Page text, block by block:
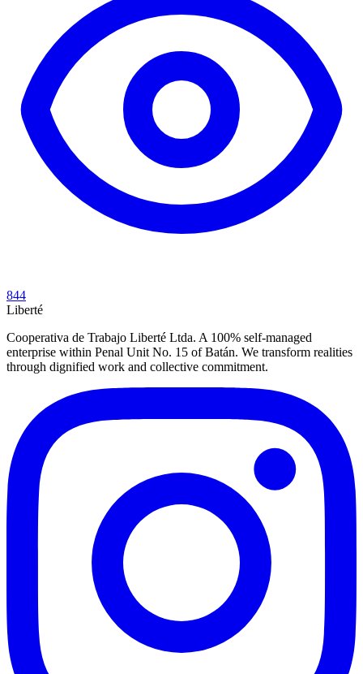
844
Liberté
Cooperativa de Trabajo Liberté Ltda. A 100% self-managed
enterprise within Penal Unit No. 15 of Batán. We transform realities
through dignified work and collective commitment.